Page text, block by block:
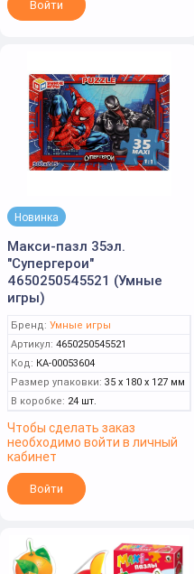
Войти
Новинка
Макси-пазл 35эл.
"Супергерои"
4650250545521 (Умные
игры)
Бренд: Умные игры
Артикул: 4650250545521
Код: КА-00053604
Размер упаковки: 35 x 180 x 127 мм
В коробке: 24 шт.
Чтобы сделать заказ
необходимо войти в личный
кабинет
Войти